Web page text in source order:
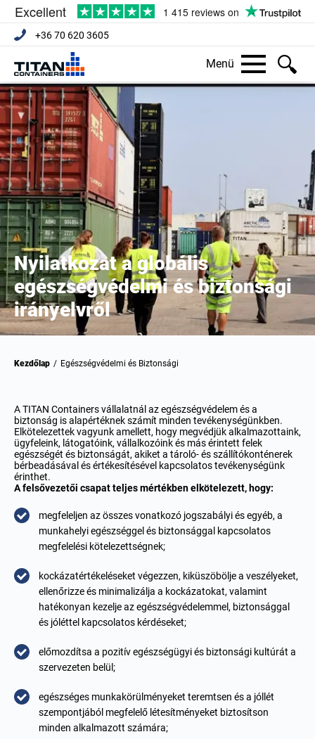
+36 70 620 3605
Menü
Nyilatkozat a globális
egészségvédelmi és biztonsági
irányelvről
Kezdőlap / Egészségvédelmi és Biztonsági
A TITAN Containers vállalatnál az egészségvédelem és a
biztonság is alapértéknek számít minden tevékenységünkben.
Elkötelezettek vagyunk amellett, hogy megvédjük alkalmazottaink,
ügyfeleink, látogatóink, vállalkozóink és más érintett felek
egészségét és biztonságát, akiket a tároló- és szállítókonténerek
bérbeadásával és értékesítésével kapcsolatos tevékenységünk
érinthet.
A felsővezetői csapat teljes mértékben elkötelezett, hogy:
megfeleljen az összes vonatkozó jogszabályi és egyéb, a
munkahelyi egészséggel és biztonsággal kapcsolatos
megfelelési kötelezettségnek;
kockázatértékeléseket végezzen, kiküszöbölje a veszélyeket,
ellenőrizze és minimalizálja a kockázatokat, valamint
hatékonyan kezelje az egészségvédelemmel, biztonsággal
és jóléttel kapcsolatos kérdéseket;
előmozdítsa a pozitív egészségügyi és biztonsági kultúrát a
szervezeten belül;
egészséges munkakörülményeket teremtsen és a jóllét
szempontjából megfelelő létesítményeket biztosítson
minden alkalmazott számára;